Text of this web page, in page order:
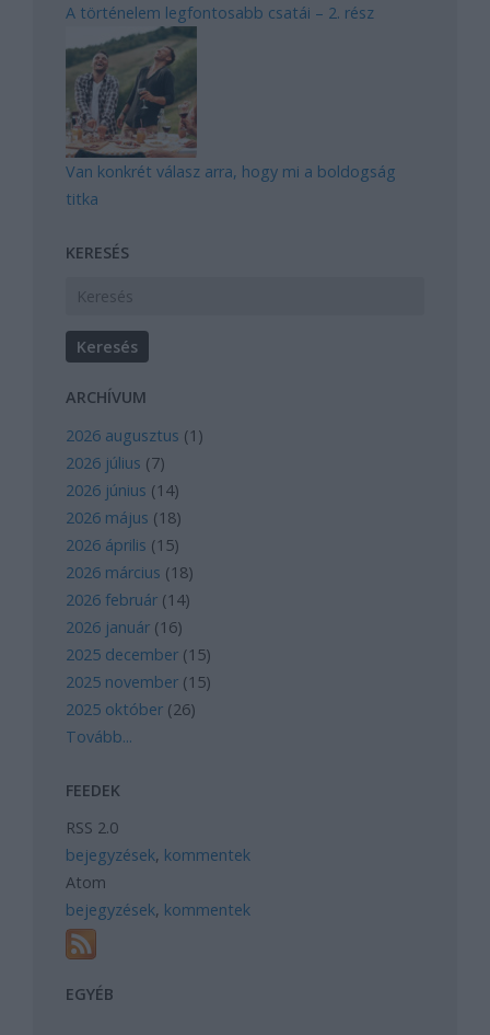
A történelem legfontosabb csatái – 2. rész
Van konkrét válasz arra, hogy mi a boldogság
titka
KERESÉS
ARCHÍVUM
2026 augusztus (1 )
2026 július (7)
2026 június (14)
2026 május (18)
2026 április (15)
2026 március (18)
2026 február (14)
2026 január (16)
2025 december (15)
2025 november (15)
2025 október (26)
Tovább...
FEEDEK
RSS 2.0
bejegyzések, kommentek
Atom
bejegyzések, kommentek
EGYÉB